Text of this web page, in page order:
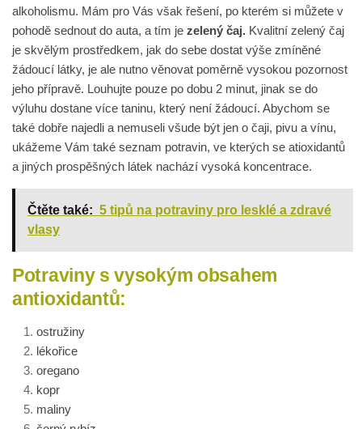
alkoholismu. Mám pro Vás však řešení, po kterém si můžete v
pohodě sednout do auta, a tím je zelený čaj. Kvalitní zelený čaj
je skvělým prostředkem, jak do sebe dostat výše zmíněné
žádoucí látky, je ale nutno věnovat poměrně vysokou pozornost
jeho přípravě. Louhujte pouze po dobu 2 minut, jinak se do
výluhu dostane více taninu, který není žádoucí. Abychom se
také dobře najedli a nemuseli všude být jen o čaji, pivu a vínu,
ukážeme Vám také seznam potravin, ve kterých se atioxidantů
a jiných prospěšných látek nachází vysoká koncentrace.
Čtěte také: 5 tipů na potraviny pro lesklé a zdravé
vlasy
Potraviny s vysokým obsahem
antioxidantů:
ostružiny
lékořice
oregano
kopr
maliny